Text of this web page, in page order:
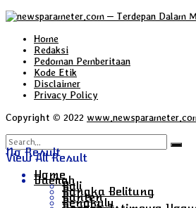
Home
Redaksi
Pedoman Pemberitaan
Kode Etik
Disclaimer
Privacy Policy
Copyright © 2022
No Result
View All Result
Home
Daerah
Bali
Bangka Belitung
Banten
Bengkulu